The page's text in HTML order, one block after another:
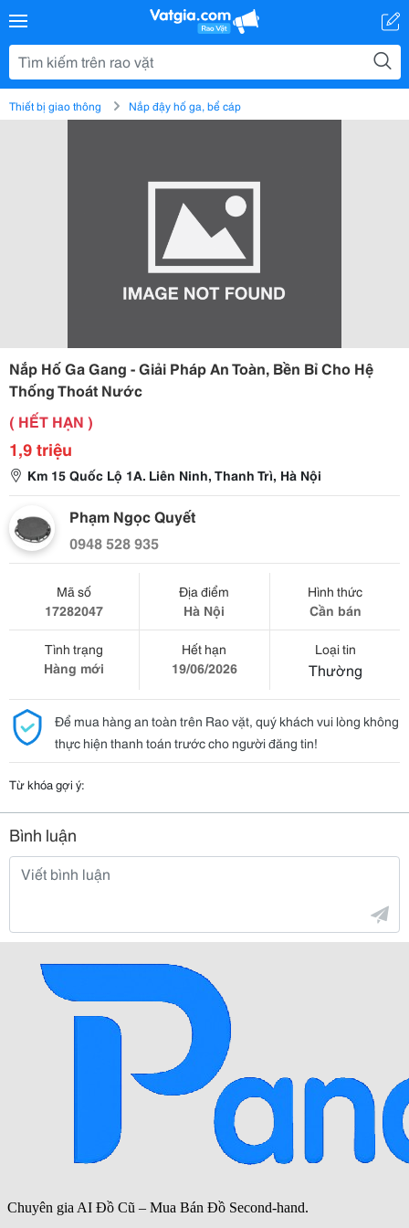
Thiết bị giao thông Nắp đậy hố ga, bể cáp
Nắp Hố Ga Gang - Giải Pháp An Toàn, Bền Bỉ Cho Hệ
Thống Thoát Nước
( HẾT HẠN )
1,9 triệu
Km 15 Quốc Lộ 1A. Liên Ninh, Thanh Trì, Hà Nội
Phạm Ngọc Quyết
0948 528 935
Mã số
17282047
Địa điểm
Hà Nội
Hình thức
Cần bán
Tình trạng
Hàng mới
Hết hạn
19/06/2026
Loại tin
Thường
Để mua hàng an toàn trên Rao vặt, quý khách vui lòng không
thực hiện thanh toán trước cho người đăng tin!
Từ khóa gợi ý:
Bình luận